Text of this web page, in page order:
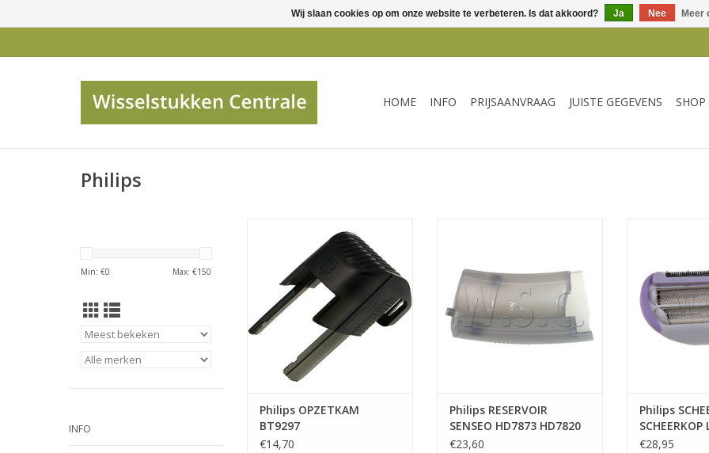
HOME INFO PRIJSAANVRAAG JUISTE GEGEVENS SHOP
Philips
Min: €0 Max: €150
INFO
Philips OPZETKAM
BT9297
€14,70
Philips RESERVOIR
SENSEO HD7873 HD7820
GRIJS
€23,60
TOEVOEGEN
Philips
SCHEERKOP
€28,95
Wij slaan cookies op om onze website te verbeteren. Is dat akkoord? Ja Nee Meer